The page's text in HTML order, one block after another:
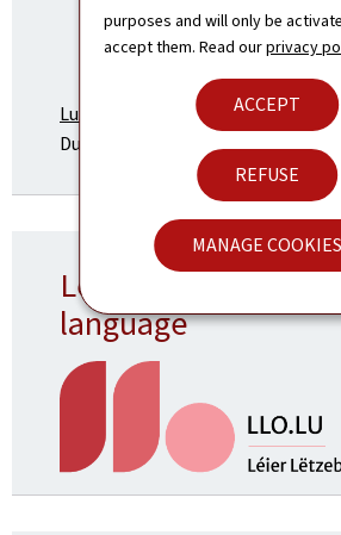
purposes and will only be
accept them. Read ourprivacy
ACCEPT
REFUSE
MANAGE COOKIES
Luxembourg.lu
- the official portal
Duchy of Luxembourg.
Learning the
language